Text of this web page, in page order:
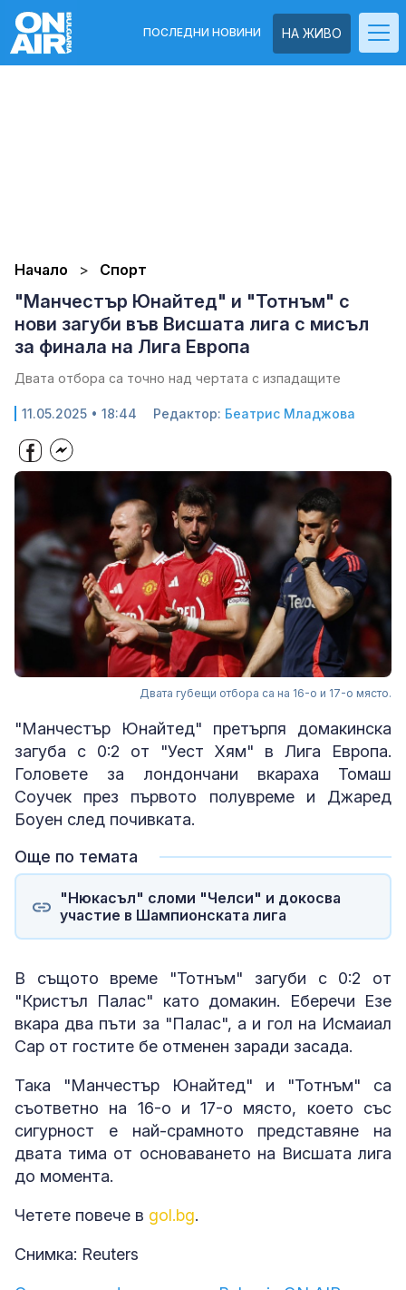
НА ЖИВО
ПОСЛЕДНИ НОВИНИ
Начало Спорт
"Манчестър Юнайтед" и "Тотнъм" с
нови загуби във Висшата лига с мисъл
за финала на Лига Европа
Двата отбора са точно над чертата с изпадащите
11.05.2025 • 18:44 Редактор: Беатрис Младжова
Двата губещи отбора са на 16-о и 17-о място.
"Манчестър Юнайтед" претърпя домакинска
загуба с 0:2 от "Уест Хям" в Лига Европа.
Головете за лондончани вкараха Томаш
Соучек през първото полувреме и Джаред
Боуен след почивката.
Още по темата
"Нюкасъл" сломи "Челси" и докосва
участие в Шампионската лига
В същото време "Тотнъм" загуби с 0:2 от
"Кристъл Палас" като домакин. Еберечи Езе
вкара два пъти за "Палас", а и гол на Исмаиал
Сар от гостите бе отменен заради засада.
Така "Манчестър Юнайтед" и "Тотнъм" са
съответно на 16-о и 17-о място, което със
сигурност е най-срамното представяне на
двата тима от основаването на Висшата лига
до момента.
Четете повече в gol.bg.
Снимка: Reuters